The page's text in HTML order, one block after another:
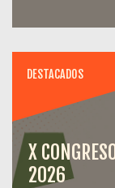
DESTACADOS
X
2026